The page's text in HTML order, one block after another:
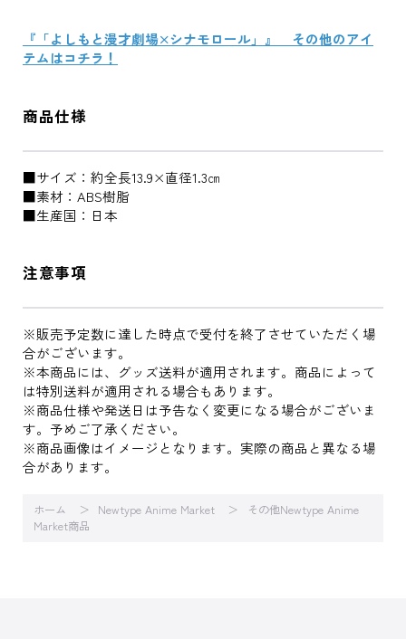
『「よしもと漫才劇場×シナモロール」』 その他のアイ
テムはコチラ！
商品仕様
■サイズ：約全長13.9×直径1.3㎝
■素材：ABS樹脂
■生産国：日本
注意事項
※販売予定数に達した時点で受付を終了させていただく場
合がございます。
※本商品には、グッズ送料が適用されます。商品によって
は特別送料が適用される場合もあります。
※商品仕様や発送日は予告なく変更になる場合がございま
す。予めご了承ください。
※商品画像はイメージとなります。実際の商品と異なる場
合があります。
ホーム Newtype Anime Market
その他Newtype Anime
Market商品